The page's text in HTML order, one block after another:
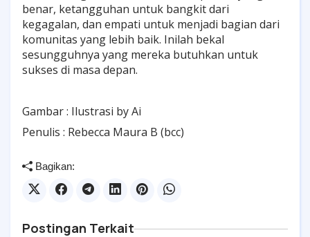
benar, ketangguhan untuk bangkit dari
kegagalan, dan empati untuk menjadi bagian dari
komunitas yang lebih baik. Inilah bekal
sesungguhnya yang mereka butuhkan untuk
sukses di masa depan.
Gambar : Ilustrasi by Ai
Penulis : Rebecca Maura B (bcc)
Bagikan:
Postingan Terkait